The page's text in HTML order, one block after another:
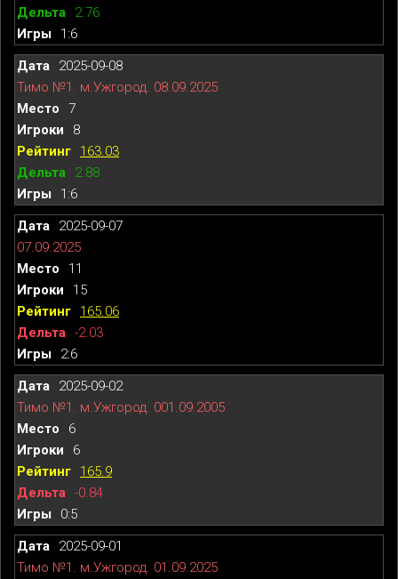
2.76
1:6
2025-09-08
Тимо №1. м.Ужгород. 08.09.2025
7
8
163.03
2.88
1:6
2025-09-07
07.09.2025
11
15
165.06
-2.03
2:6
2025-09-02
Тимо №1. м.Ужгород. 001.09.2005
6
6
165.9
-0.84
0:5
2025-09-01
Тимо №1. м.Ужгород. 01.09.2025